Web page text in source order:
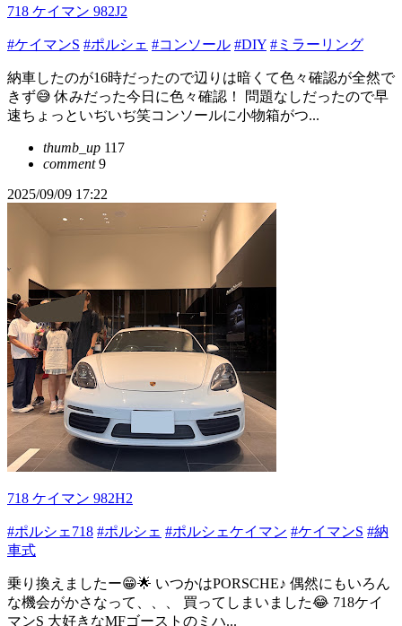
718 ケイマン 982J2
#ケイマンS #ポルシェ #コンソール #DIY #ミラーリング
納車したのが16時だったので辺りは暗くて色々確認が全然で
きず😅 休みだった今日に色々確認！ 問題なしだったので早
速ちょっといぢいぢ笑コンソールに小物箱がつ...
thumb_up 117
comment9
2025/09/09 17:22
718 ケイマン 982H2
#ポルシェ718 #ポルシェ #ポルシェケイマン #ケイマンS #納
車式
乗り換えましたー😁🌟 いつかはPORSCHE♪ 偶然にもいろん
な機会がかさなって、、、 買ってしまいました😂 718ケイ
マンS 大好きなMFゴーストのミハ...